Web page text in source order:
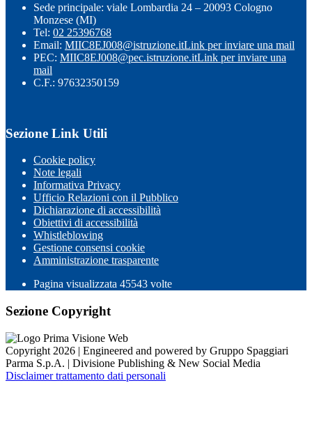
Sede principale: viale Lombardia 24 – 20093 Cologno
Monzese (MI)
Tel: 02 25396768
Email: MIIC8EJ008@istruzione.itLink per inviare una mail
PEC: MIIC8EJ008@pec.istruzione.itLink per inviare una
mail
C.F.: 97632350159
Sezione Link Utili
Cookie policy
Note legali
Informativa Privacy
Ufficio Relazioni con il Pubblico
Dichiarazione di accessibilità
Obiettivi di accessibilità
Whistleblowing
Gestione consensi cookie
Amministrazione trasparente
Pagina visualizzata 45543 volte
Sezione Copyright
Copyright 2026 | Engineered and powered by Gruppo Spaggiari
Parma S.p.A. | Divisione Publishing & New Social Media
Disclaimer trattamento dati personali